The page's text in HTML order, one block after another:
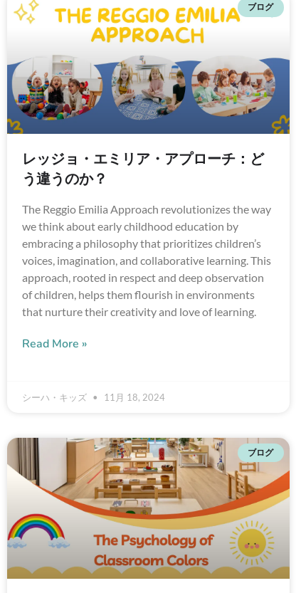
ブログ
レッジョ・エミリア・アプローチ：ど
う違うのか？
The Reggio Emilia Approach revolutionizes the way
we think about early childhood education by
embracing a philosophy that prioritizes children’s
voices, imagination, and collaborative learning. This
approach, rooted in respect and deep observation
of children, helps them flourish in environments
that nurture their creativity and love of learning.
Read More »
シーハ・キッズ 11月 18, 2024
ブログ